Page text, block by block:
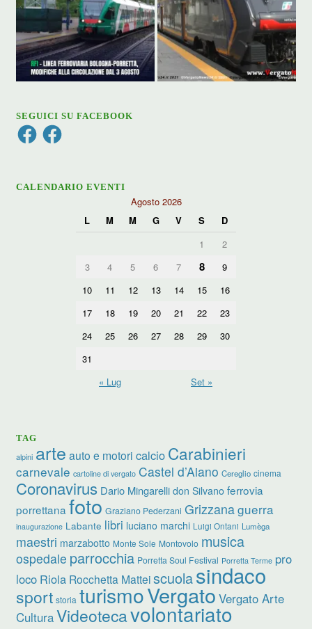
SEGUICI SU FACEBOOK
FacebookFacebook
CALENDARIO EVENTI
Agosto 2026
L
M M G V S
D
1
2
3
4 5 6 7 8
9
10
11 12 13 14 15
16
17
18 19 20 21 22
23
24
25 26 27 28 29
30
31
« Lug
Set »
TAG
alpini arte auto e motori calcio Carabinieri
carnevale cartoline di vergato Castel d’Aiano Cereglio cinema
Coronavirus Dario Mingarelli don Silvano ferrovia
porrettana foto Graziano Pederzani Grizzanaguerra
inaugurazione Labante libri luciano marchi Luigi Ontani Lumèga
maestri marzabotto Monte Sole Montovolo musica
ospedale parrocchia Porretta Soul Festival Porretta Terme pro
loco Riola Rocchetta Matteiscuolasindaco
sport storia turismoVergato Vergato Arte
CulturaVideotecavolontariato